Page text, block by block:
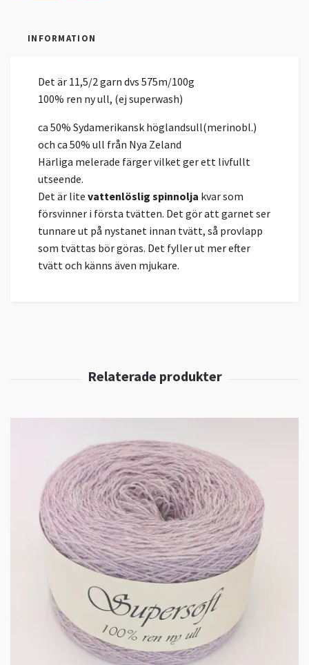
INFORMATION
Det är 11,5/2 garn dvs 575m/100g
100% ren ny ull, (ej superwash)
ca 50% Sydamerikansk höglandsull(merinobl.)
och ca 50% ull från Nya Zeland
Härliga melerade färger vilket ger ett livfullt
utseende.
Det är lite vattenlöslig spinnolja kvar som
försvinner i första tvätten. Det gör att garnet ser
tunnare ut på nystanet innan tvätt, så provlapp
som tvättas bör göras. Det fyller ut mer efter
tvätt och känns även mjukare.